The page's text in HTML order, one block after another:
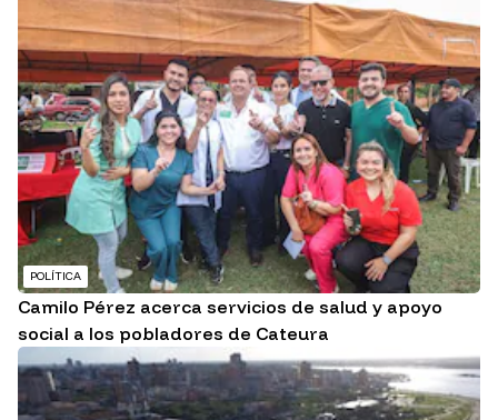
POLÍTICA
Camilo Pérez acerca servicios de salud y apoyo
social a los pobladores de Cateura